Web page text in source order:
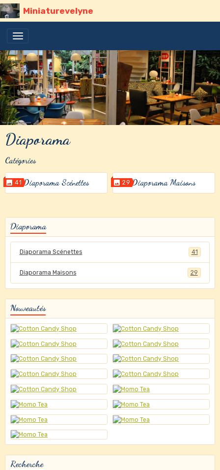
Miniaturevelyne
Diaporama
Catégories
41 Diaporama Scénettes 29 Diaporama Maisons
Diaporama
Diaporama Scénettes 41
Diaporama Maisons 29
Nouveautés
Recherche